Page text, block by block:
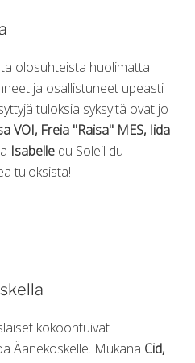
olosuhteista huolimatta
ja osallistuneet upeasti
tuloksia syksyltä ovat jo
VOI, Freia "Raisa" MES, Iida
Isabelle du Soleil du
tuloksista!
kokoontuivat
Äänekoskelle. Mukana Cid,